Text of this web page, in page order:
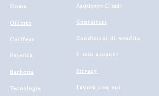
dolcezza e donando loro sofficità e
Formato:
120 ml
Rapporto di miscelazione
1:1
Home
Offerte
Coiffeur
Estetica
Barberia
Tecnologie
Assistenza Clienti
Contattaci
Condizioni di vendita
il mio account
Privacy
Lavora con noi